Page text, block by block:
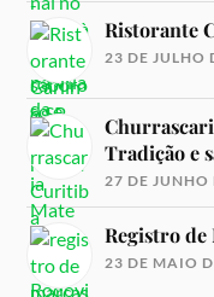
Ristorante
23 DE JULHO
Tradição e
27 DE JUNHO
Registro de
23 DE MAIO